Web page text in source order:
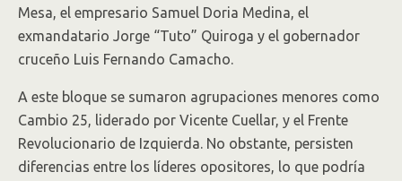
Mesa, el empresario Samuel Doria Medina, el
exmandatario Jorge “Tuto” Quiroga y el gobernador
cruceño Luis Fernando Camacho.
A este bloque se sumaron agrupaciones menores como
Cambio 25, liderado por Vicente Cuellar, y el Frente
Revolucionario de Izquierda. No obstante, persisten
diferencias entre los líderes opositores, lo que podría